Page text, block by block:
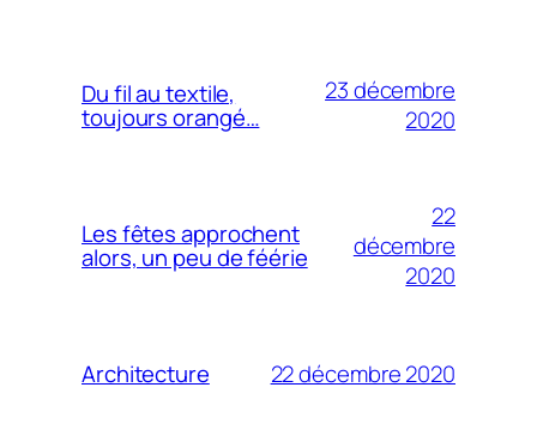
Du fil au textile,
toujours orangé…
23 décembre
2020
Les fêtes approchent
alors, un peu de féérie
22
décembre
2020
Architecture 22 décembre 2020